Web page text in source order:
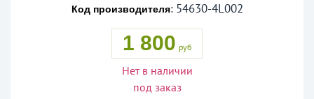
Код производителя: 54630-4L002
1 800 руб
Нет в наличии
под заказ